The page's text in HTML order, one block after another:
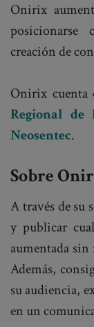
Onirix
posicionarse
creación de
Onirix cuenta
Regional de
Neosentec.
Sobre
A través de su
y publicar
aumentada
Además,
su audiencia,
en un